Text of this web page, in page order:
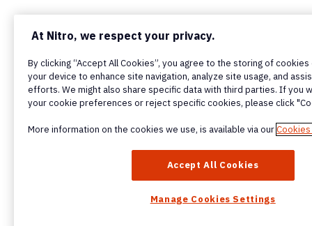
At Nitro, we respect your privacy.
By clicking “Accept All Cookies”, you agree to the storing of
your device to enhance site navigation, analyze site usage, and
efforts. We might also share specific data with third parties. If you
your cookie preferences or reject specific cookies, please click
More information on the cookies we use, is available via our
Accept All Cookies
Manage Cookies Settings